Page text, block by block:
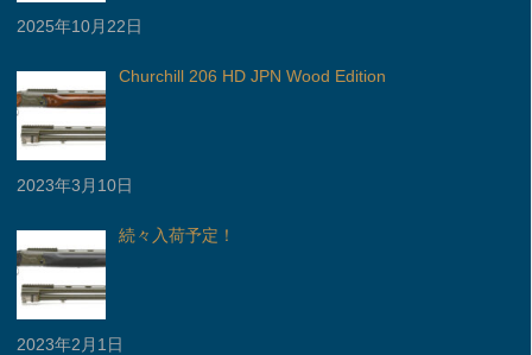
2025年10月22日
Churchill 206 HD JPN Wood Edition
2023年3月10日
続々入荷予定！
2023年2月1日